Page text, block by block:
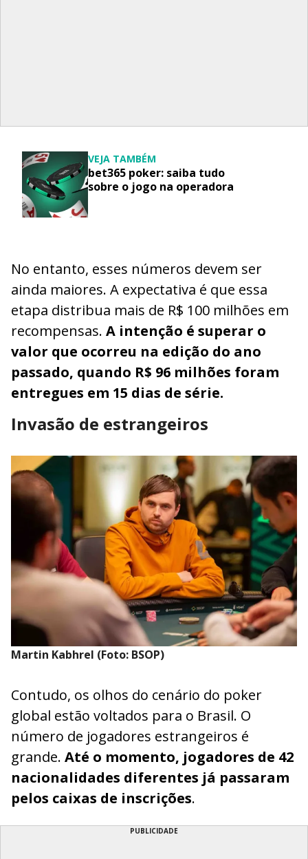
VEJA TAMBÉM
bet365 poker: saiba tudo
sobre o jogo na operadora
No entanto, esses números devem ser
ainda maiores. A expectativa é que essa
etapa distribua mais de R$ 100 milhões em
recompensas. A intenção é superar o
valor que ocorreu na edição do ano
passado, quando R$ 96 milhões foram
entregues em 15 dias de série.
Invasão de estrangeiros
Martin Kabhrel (Foto: BSOP)
Contudo, os olhos do cenário do poker
global estão voltados para o Brasil. O
número de jogadores estrangeiros é
grande. Até o momento, jogadores de 42
nacionalidades diferentes já passaram
pelos caixas de inscrições.
PUBLICIDADE